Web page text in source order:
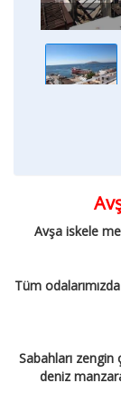
Avşa iskele
Tüm
Sabahları
deniz